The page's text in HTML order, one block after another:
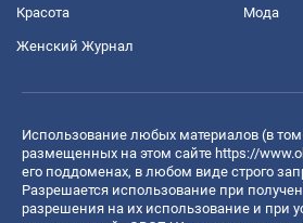
Красота Мода
Женский Журнал
Использование любых материалов (в
размещенных на этом сайте https://
его поддоменах, в любом виде строго
Разрешается использование при
разрешения на их использование и при